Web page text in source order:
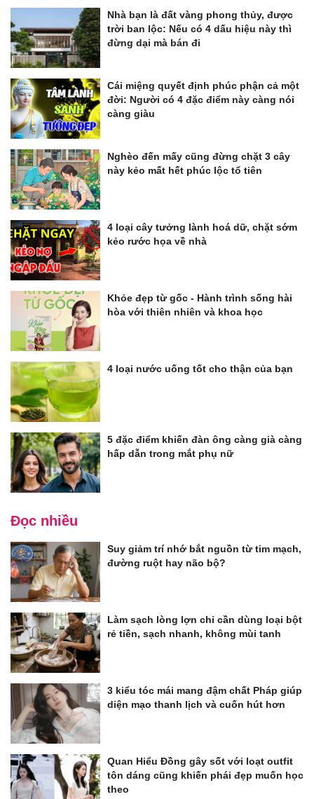
Nhà bạn là đất vàng phong thủy, được
trời ban lộc: Nếu có 4 dấu hiệu này thì
đừng dại mà bán đi
Cái miệng quyết định phúc phận cả một
đời: Người có 4 đặc điểm này càng nói
càng giàu
Nghèo đến mấy cũng đừng chặt 3 cây
này kẻo mất hết phúc lộc tổ tiên
4 loại cây tưởng lành hoá dữ, chặt sớm
kẻo rước họa về nhà
Khỏe đẹp từ gốc - Hành trình sống hài
hòa với thiên nhiên và khoa học
4 loại nước uống tốt cho thận của bạn
5 đặc điểm khiến đàn ông càng già càng
hấp dẫn trong mắt phụ nữ
Đọc nhiều
Suy giảm trí nhớ bắt nguồn từ tim mạch,
đường ruột hay não bộ?
Làm sạch lòng lợn chỉ cần dùng loại bột
rẻ tiền, sạch nhanh, không mùi tanh
3 kiểu tóc mái mang đậm chất Pháp giúp
diện mạo thanh lịch và cuốn hút hơn
Quan Hiểu Đồng gây sốt với loạt outfit
tôn dáng cũng khiến phái đẹp muốn học
theo